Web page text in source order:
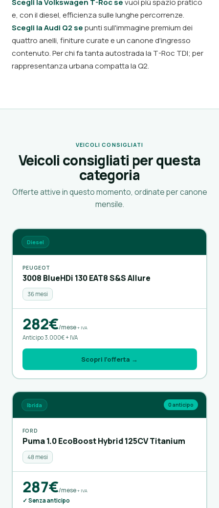
Scegli la Volkswagen T-Roc sevuoi più spazio pratico
e, con il diesel, efficienza sulle lunghe percorrenze.
Scegli la Audi Q2 sepunti sull'immagine premium dei
quattro anelli, finiture curate e un canone d'ingresso
contenuto. Per chi fa tanta autostrada la T-Roc TDI; per
rappresentanza urbana compatta la Q2.
VEICOLI CONSIGLIATI
Veicoli consigliati per questa
categoria
Offerte attive in questo momento, ordinate per canone
mensile.
Diesel
PEUGEOT
3008 BlueHDi 130 EAT8 S&S Allure
36 mesi
282€/mese+ IVA
Anticipo 3.000€ + IVA
Scopri l’offerta →
Ibrida 0 anticipo
FORD
Puma 1.0 EcoBoost Hybrid 125CV Titanium
48 mesi
287€/mese+ IVA
✓ Senza anticipo